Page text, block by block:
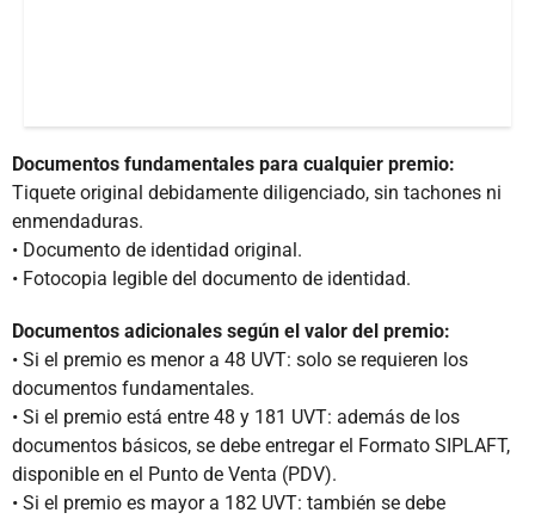
Documentos fundamentales para cualquier premio:
Tiquete original debidamente diligenciado, sin tachones ni
enmendaduras.
• Documento de identidad original.
• Fotocopia legible del documento de identidad.
Documentos adicionales según el valor del premio:
• Si el premio es menor a 48 UVT: solo se requieren los
documentos fundamentales.
• Si el premio está entre 48 y 181 UVT: además de los
documentos básicos, se debe entregar el Formato SIPLAFT,
disponible en el Punto de Venta (PDV).
• Si el premio es mayor a 182 UVT: también se debe